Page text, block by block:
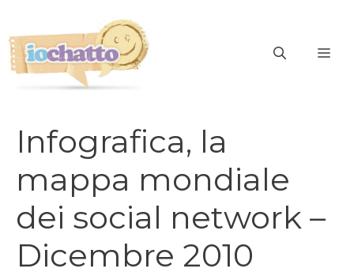
contenuto
Infografica, la
mappa mondiale
dei social network –
Dicembre 2010